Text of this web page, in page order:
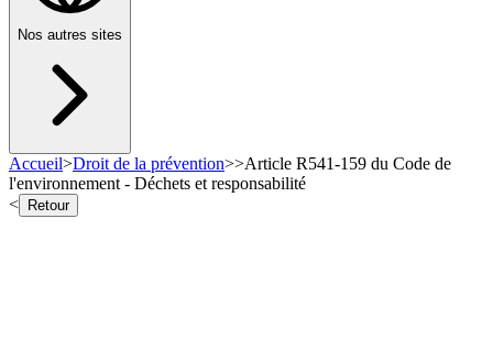
Nos autres sites
Accueil>Droit de la prévention>>Article R541-159 du Code de
l'environnement - Déchets et responsabilité
<
Retour